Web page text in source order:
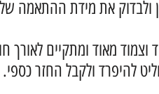
ולבדוק את מידת ההתאמה
וצמוד מאוד ומתקיים לאורך
להיפרד ולקבל החזר כספי.